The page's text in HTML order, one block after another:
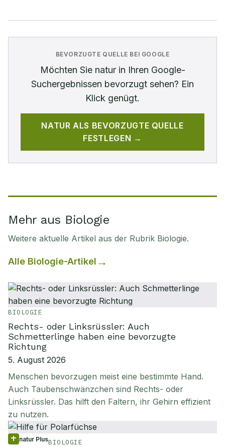
BEVORZUGTE QUELLE BEI GOOGLE
Möchten Sie naturin Ihren Google-
Suchergebnissen bevorzugt sehen? Ein
Klick genügt.
NATUR ALS BEVORZUGTE QUELLE
FESTLEGEN →
Mehr aus Biologie
Weitere aktuelle Artikel aus der Rubrik Biologie.
Alle Biologie-Artikel
BIOLOGIE
Rechts- oder Linksrüssler: Auch
Schmetterlinge haben eine bevorzugte
Richtung
5. August 2026
Menschen bevorzugen meist eine bestimmte Hand.
Auch Taubenschwänzchen sind Rechts- oder
Linksrüssler. Das hilft den Faltern, ihr Gehirn effizient
zu nutzen.
natur PlusBIOLOGIE